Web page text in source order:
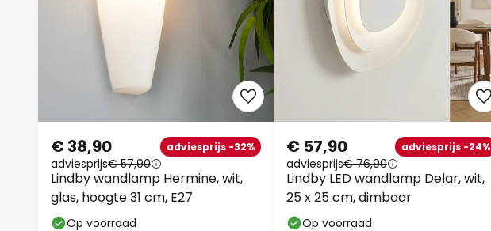
Lindby wandlamp Hermine, wit,
glas, hoogte 31 cm, E27
€ 38,90 adviesprijs -32%
adviesprijs€ 57,90
Op voorraad
Lindby LED wandlamp Delar, wit,
25 x 25 cm, dimbaar
€ 57,90 adviesprijs -24%
adviesprijs€ 76,90
Op voorraad